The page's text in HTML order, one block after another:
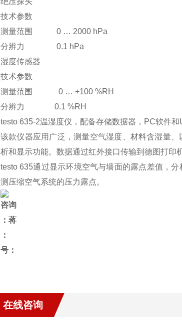
技术参数
测量范围 0 … 2000 hPa
分辨力 0.1 hPa
湿度传感器
技术参数
测量范围 0 … +100 %RH
分辨力 0.1 %RH
testo 635-2温湿度仪，配备存储数据器，PC软件
该款仪器应用广泛，测量空气湿度、材料含湿量
析和显示功能。数据通过红外接口传输到德图打印
testo 635通过显示环境空气与墙面的露点差值，
测压缩空气系统的压力露点。
咨询
：蒋
：
号：
在线咨询